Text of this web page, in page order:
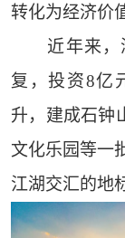
转化为经济价
近年来，湖
复，投资8亿
升，建成石钟
文化乐园等一
江湖交汇的地